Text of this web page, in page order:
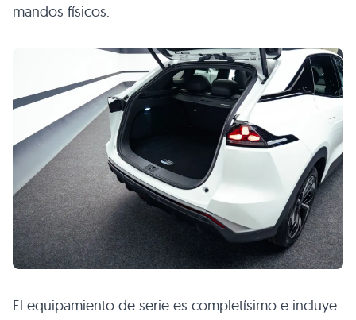
mandos físicos.
El equipamiento de serie es completísimo e incluye